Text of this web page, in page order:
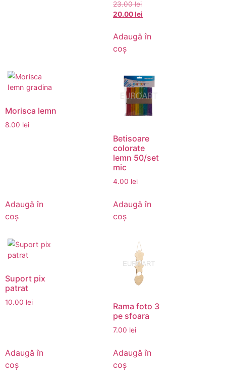
23.00lei
20.00lei
Adaugă în
coș
Morisca lemn
8.00 lei
Adaugă în
coș
Betisoare
colorate
lemn 50/set
mic
4.00 lei
Adaugă în
coș
Suport pix
patrat
10.00 lei
Adaugă în
coș
Rama foto 3
pe sfoara
7.00 lei
Adaugă în
coș